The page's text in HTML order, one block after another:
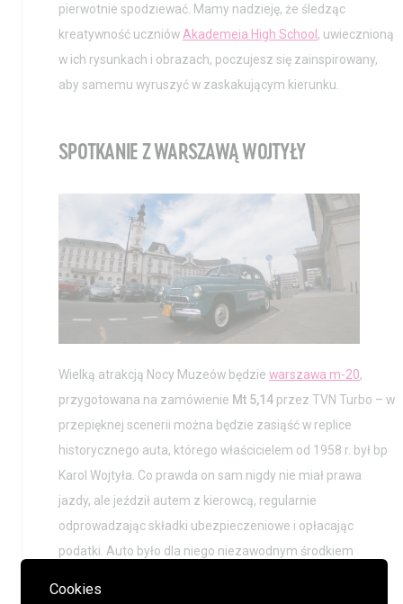
pierwotnie spodziewać. Mamy nadzieję, że śledząc
kreatywność uczniów Akademeia High School , uwiecznioną
w ich rysunkach i obrazach, poczujesz się zainspirowany,
aby samemu wyruszyć w zaskakującym kierunku.
SPOTKANIE Z WARSZAWĄ WOJTYŁY
Wielką atrakcją Nocy Muzeów będzie warszawa m-20,
przygotowana na zamówienie Mt 5,14 przez TVN Turbo – w
przepięknej scenerii można będzie zasiąść w replice
historycznego auta, którego właścicielem od 1958 r. był bp
Karol Wojtyła. Co prawda on sam nigdy nie miał prawa
jazdy, ale jeździł autem z kierowcą, regularnie
odprowadzając składki ubezpieczeniowe i opłacając
podatki. Auto było dla niego niezawodnym środkiem
Cookies